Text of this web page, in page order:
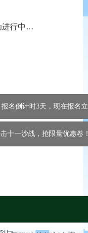
进行中…
名倒计时3天，现在报名
十一沙战，抢限量优惠卷